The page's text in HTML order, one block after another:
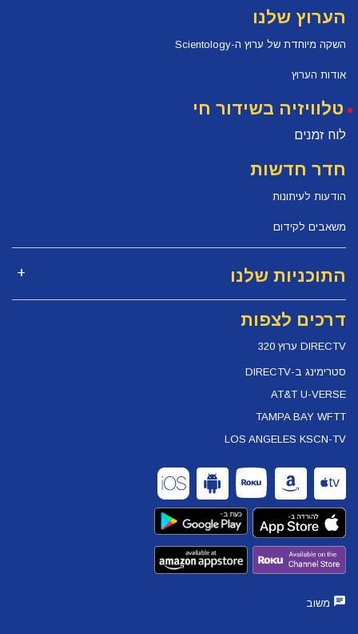
הערוץ שלנו
השקה מיוחדת של ערוץ ה-Scientology
אודות הערוץ
טלוויזיה בשידור חי
לוח זמנים
חדר חדשות
הודעות לעיתונות
משאבים לקידום
התוכניות שלנו
דרכים לצפות
DIRECTV ערוץ 320
סטרימינג ב-DIRECTV
AT&T U-VERSE
TAMPA BAY WFTT
LOS ANGELES KSCN-TV
משוב